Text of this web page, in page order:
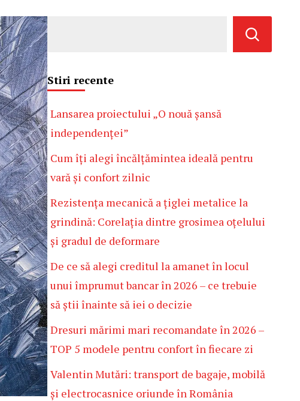
Stiri recente
Lansarea proiectului „O nouă șansă
independenței”
Cum îți alegi încălțămintea ideală pentru
vară și confort zilnic
Rezistența mecanică a țiglei metalice la
grindină: Corelația dintre grosimea oțelului
și gradul de deformare
De ce să alegi creditul la amanet în locul
unui împrumut bancar în 2026 – ce trebuie
să știi înainte să iei o decizie
Dresuri mărimi mari recomandate în 2026 –
TOP 5 modele pentru confort în fiecare zi
Valentin Mutări: transport de bagaje, mobilă
și electrocasnice oriunde în România